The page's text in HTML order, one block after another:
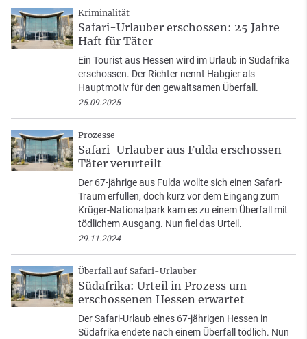
Kriminalität
Safari-Urlauber erschossen: 25 Jahre
Haft für Täter
Ein Tourist aus Hessen wird im Urlaub in Südafrika
erschossen. Der Richter nennt Habgier als
Hauptmotiv für den gewaltsamen Überfall.
25.09.2025
Prozesse
Safari-Urlauber aus Fulda erschossen -
Täter verurteilt
Der 67-jährige aus Fulda wollte sich einen Safari-
Traum erfüllen, doch kurz vor dem Eingang zum
Krüger-Nationalpark kam es zu einem Überfall mit
tödlichem Ausgang. Nun fiel das Urteil.
29.11.2024
Überfall auf Safari-Urlauber
Südafrika: Urteil in Prozess um
erschossenen Hessen erwartet
Der Safari-Urlaub eines 67-jährigen Hessen in
Südafrika endete nach einem Überfall tödlich. Nun